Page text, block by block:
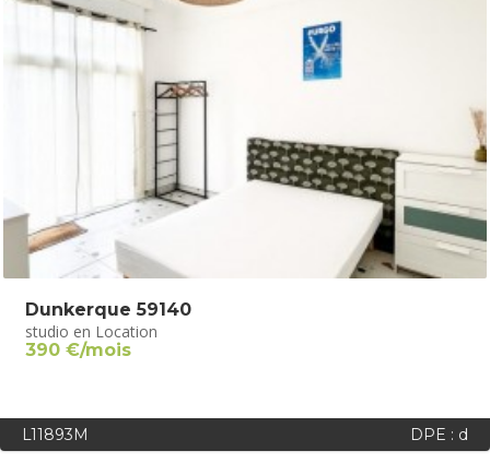
Dunkerque 59140
studio en Location
390 €/mois
L11893M DPE : d